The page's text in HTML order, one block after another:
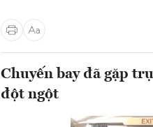
Chuyến bay đã gặp
đột ngột